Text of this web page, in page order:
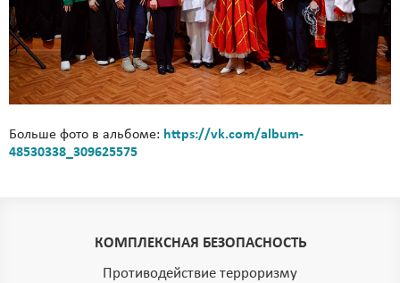
Больше фото в альбоме: https://vk.com/album-
48530338_309625575
КОМПЛЕКСНАЯ БЕЗОПАСНОСТЬ
Противодействие терроризму